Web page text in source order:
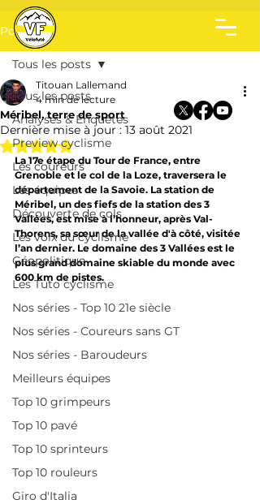
Post
Tous les posts
Analyses & Enquêtes
Preview cyclisme
Les coureurs
Les équipes
Découverte de cols
Les voix du cyclisme
Géopolitique
Les Tuto cyclisme
Nos séries - Top 10 21e siècle
Nos séries - Coureurs sans GT
Nos séries - Baroudeurs
Meilleurs équipes
Top 10 grimpeurs
Top 10 pavé
Top 10 sprinteurs
Top 10 rouleurs
Giro d'Italia
Tous les posts
Méribel, terre de sport
Titouan Lallemand
4 min de lecture
Dernière mise à jour : 13 août 2021
Noté NaN étoiles sur 5.
La 17e étape du Tour de France, entre
Grenoble et le col de la Loze, traversera le
département de la Savoie. La station de
Méribel, un des fiefs de la station des 3
Vallées, est mise à l’honneur, après Val-
Thorens, sa sœur de la vallée d'à côté, visitée
l’an dernier. Le domaine des 3 Vallées est le
plus grand domaine skiable du monde avec
600 km de pistes.